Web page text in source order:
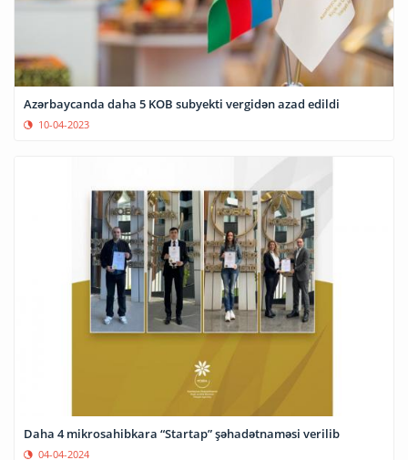
Azərbaycanda daha 5 KOB subyekti vergidən azad edildi
10-04-2023
Daha 4 mikrosahibkara “Startap” şəhadətnaməsi verilib
04-04-2024